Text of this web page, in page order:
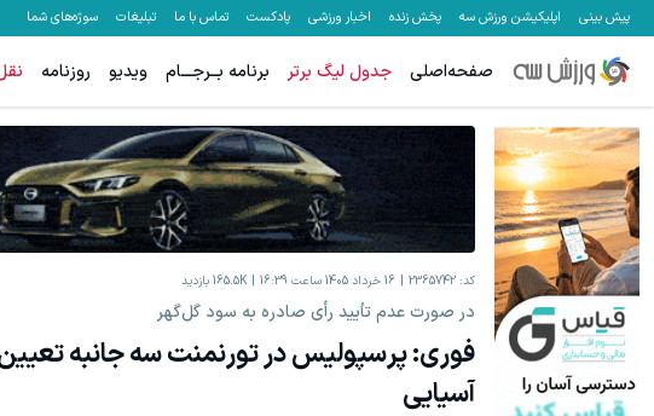
پیش بینی اپلیکیشن ورزش سه پخش زنده اخبار ورزشی پادکست تماس با ما تبلیغات سوژه‌های شما
صفحه‌اصلی جدول لیگ برتر برنامه بــرجـــام ویدیو روزنامه
کد: 2365742 16 خرداد 1405 ساعت 16:39 165.5K بازدید
در صورت عدم تأیید رأی صادره به سود گل‌گهر
فوری: پرسپولیس در تورنمنت سه جانبه تعیین
آسیایی
میدونستی میتونی از بالا